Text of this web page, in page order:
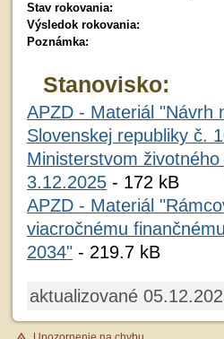
Stav rokovania:
Výsledok rokovania:
Poznámka:
Stanovisko:
APZD - Materiál "Návrh
Slovenskej republiky č.
Ministerstvom
3.12.2025 - 172 kB
APZD - Materiál
viacročnému
2034" - 219.7 kB
aktualizované